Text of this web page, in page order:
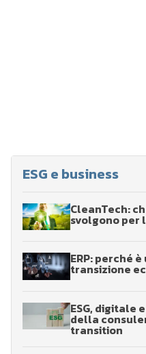
ESG e business
CleanTech:
svolgono per
ERP: perché
transizione
ESG, digitale
della
transition